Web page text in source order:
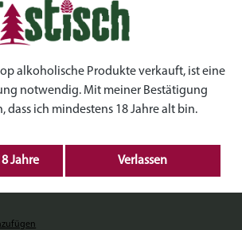
Gib den gewünschten Wert
IN DEN WARENKORB
alkoholische Produkte verkauft, ist eine
notwendig. Mit meiner Bestätigung
dass ich mindestens 18 Jahre alt bin.
Jahre Verlassen